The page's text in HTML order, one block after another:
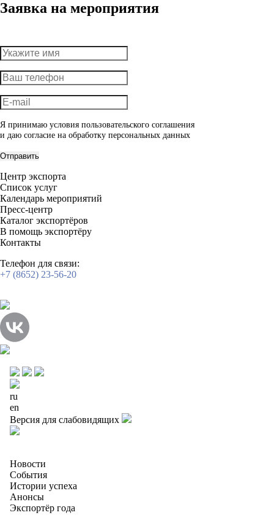
Заявка на мероприятия
Я принимаю условия пользовательского соглашения
и даю согласие на обработку персональных данных
Отправить
Центр экспорта
Список услуг
Календарь мероприятий
Пресс-центр
Каталог экспортёров
В помощь экспортёру
Контакты
Телефон для связи:
+7 (8652) 23-56-20
ru
en
Версия для слабовидящих
Новости
События
Истории успеха
Анонсы
Экспортёр года